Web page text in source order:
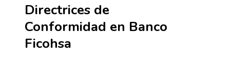
Directrices de
Conformidad en Banco
Ficohsa